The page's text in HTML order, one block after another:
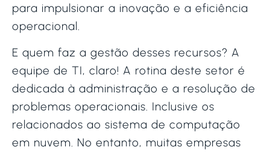
para impulsionar a inovação e a eficiência
operacional.
E quem faz a gestão desses recursos? A
equipe de TI, claro! A rotina deste setor é
dedicada à administração e a resolução de
problemas operacionais. Inclusive os
relacionados ao sistema de computação
em nuvem. No entanto, muitas empresas